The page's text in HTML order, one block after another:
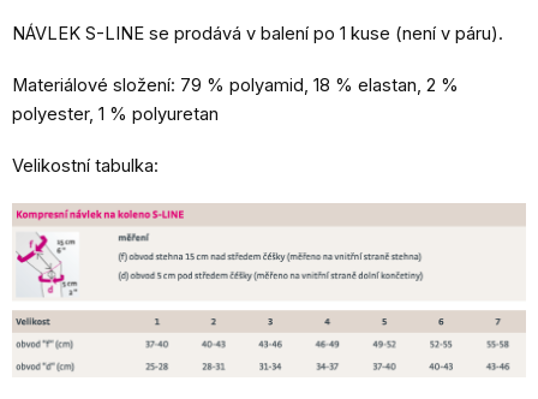
NÁVLEK S-LINE se prodává v balení po 1 kuse (není v páru).
Materiálové složení: 79 % polyamid, 18 % elastan, 2 %
polyester, 1 % polyuretan
Velikostní tabulka: